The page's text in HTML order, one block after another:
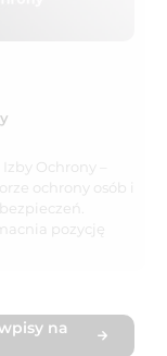
Ochrony –
ochrony osób i
pozycję
na